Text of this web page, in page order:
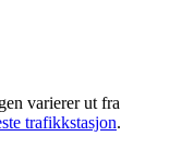
varierer ut fra
trafikkstasjon.